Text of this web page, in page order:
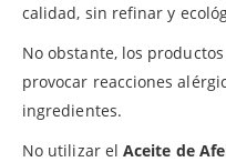
calidad, sin refinar y
No obstante, los
provocar reacciones
ingredientes.
No utilizar elAceite de